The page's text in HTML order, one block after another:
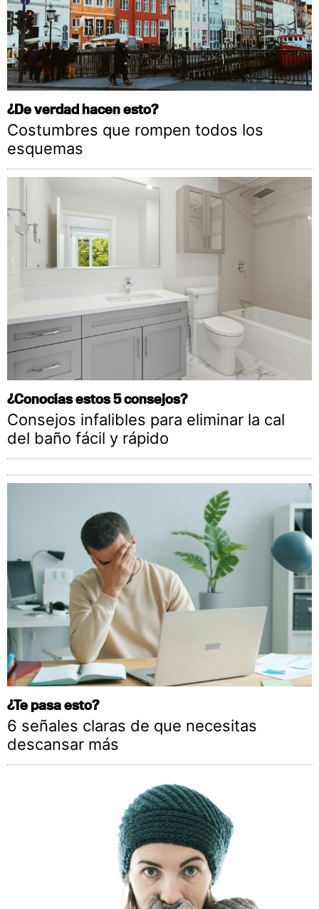
¿De verdad hacen esto?
Costumbres que rompen todos los
esquemas
¿Conocías estos 5 consejos?
Consejos infalibles para eliminar la cal
del baño fácil y rápido
¿Te pasa esto?
6 señales claras de que necesitas
descansar más